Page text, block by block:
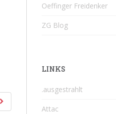
Oeffinger Freidenker
ZG Blog
LINKS
.ausgestrahlt
Attac